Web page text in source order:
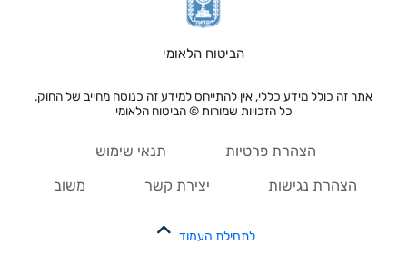
הביטוח הלאומי
אתר זה כולל מידע כללי, אין להתייחס למידע זה כנוסח מחייב של החוק.
כל הזכויות שמורות © הביטוח הלאומי
הצהרת פרטיות תנאי שימוש
הצהרת נגישות יצירת קשר משוב
לתחילת העמוד